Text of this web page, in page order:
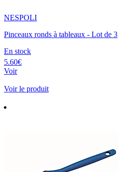
NESPOLI
Pinceaux ronds à tableaux - Lot de 3
En stock
5.60€
Voir
Voir le produit